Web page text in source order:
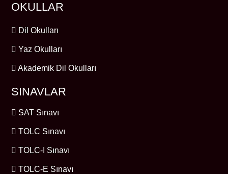
OKULLAR
Dil Okulları
Yaz Okulları
Akademik Dil Okulları
SINAVLAR
SAT Sınavı
TOLC Sınavı
TOLC-I Sınavı
TOLC-E Sınavı